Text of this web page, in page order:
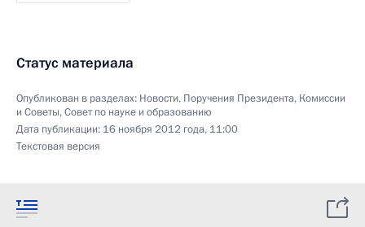
Статус материала
Опубликован в разделах: Новости, Поручения Президента, Комиссии
и Советы,Совет по науке и образованию
Дата публикации: 16 ноября 2012 года, 11:00
Текстовая версия